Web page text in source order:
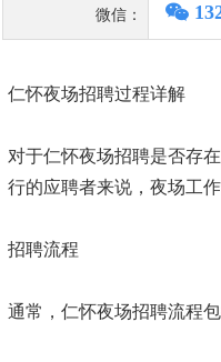
微信：
仁怀夜场招聘过程详解
对于仁怀夜场招聘是否存
行的应聘者来说，夜场工
招聘流程
通常，仁怀夜场招聘流程